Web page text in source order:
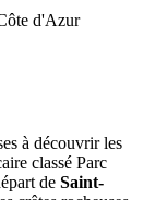
d'Azur
à découvrir les
classé Parc
de Saint-